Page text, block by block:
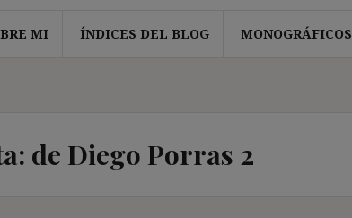
MI ÍNDICES DEL BLOG MONOGRÁFICOS
de Diego Porras 2